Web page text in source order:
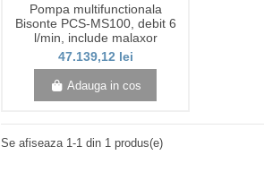
Pompa multifunctionala
Bisonte PCS-MS100, debit 6
l/min, include malaxor
47.139,12 lei
Adauga in cos
Se afiseaza 1-1 din 1 produs(e)